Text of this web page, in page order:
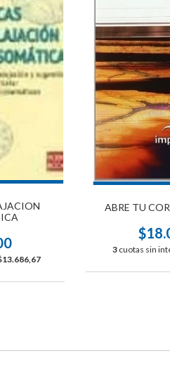
ABRE TU
3 cuotas sin